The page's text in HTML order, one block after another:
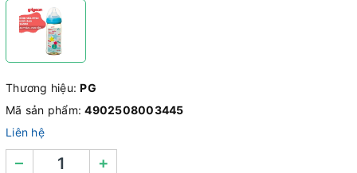
Thương hiệu:PG
Mã sản phẩm:4902508003445
Liên hệ
– +